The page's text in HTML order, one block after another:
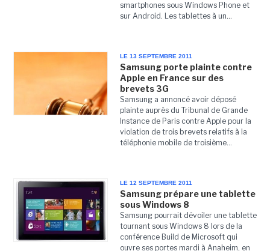
smartphones sous Windows Phone et
sur Android. Les tablettes à un...
LE 13 SEPTEMBRE 2011
Samsung porte plainte contre
Apple en France sur des
brevets 3G
Samsung a annoncé avoir déposé
plainte auprès du Tribunal de Grande
Instance de Paris contre Apple pour la
violation de trois brevets relatifs à la
téléphonie mobile de troisième...
LE 12 SEPTEMBRE 2011
Samsung prépare une tablette
sous Windows 8
Samsung pourrait dévoiler une tablette
tournant sous Windows 8 lors de la
conférence Build de Microsoft qui
ouvre ses portes mardi à Anaheim, en